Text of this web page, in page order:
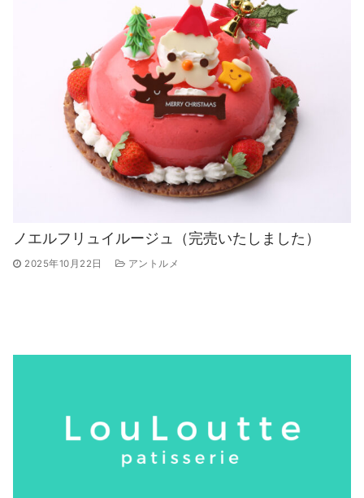
ノエルフリュイルージュ（完売いたしました）
2025年10月22日 アントルメ